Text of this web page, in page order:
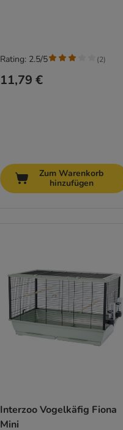
11,79 €
Rating: 2.5/5 (2)
Zum Warenkorb
hinzufügen
Interzoo Vogelkäfig Fiona
Mini